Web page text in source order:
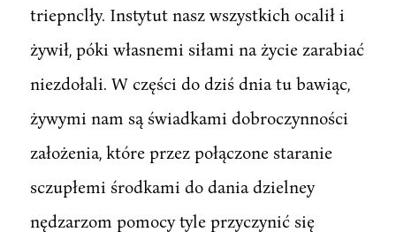
triepnclły. Instytut nasz wszystkich ocalił i
żywił, póki własnemi siłami na życie zarabiać
niezdołali. W części do dziś dnia tu bawiąc,
żywymi nam są świadkami dobroczynności
założenia, które przez połączone staranie
sczupłemi środkami do dania dzielney
nędzarzom pomocy tyle przyczynić się